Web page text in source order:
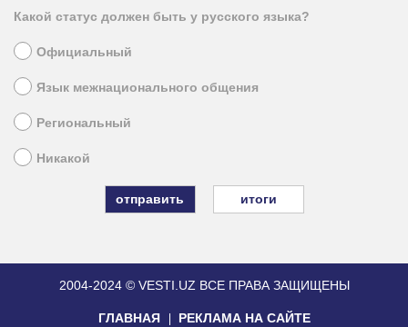
Какой статус должен быть у русского языка?
Официальный
Язык межнационального общения
Региональный
Никакой
итоги
2004-2024 © VESTI.UZ ВСЕ ПРАВА ЗАЩИЩЕНЫ
ГЛАВНАЯ РЕКЛАМА НА САЙТЕ